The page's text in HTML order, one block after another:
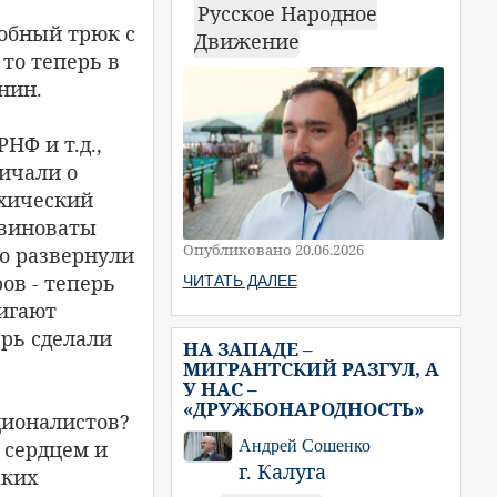
трюк с
теперь в
и т.д.,
о
развернули
- теперь
сделали
и
Русское Народное
Движение
Опубликовано 20.06.2026
ЧИТАТЬ ДАЛЕЕ
НА ЗАПАДЕ –
МИГРАНТСКИЙ РАЗГУЛ, А
У НАС –
«ДРУЖБОНАРОДНОСТЬ»
Андрей Сошенко
г. Калуга